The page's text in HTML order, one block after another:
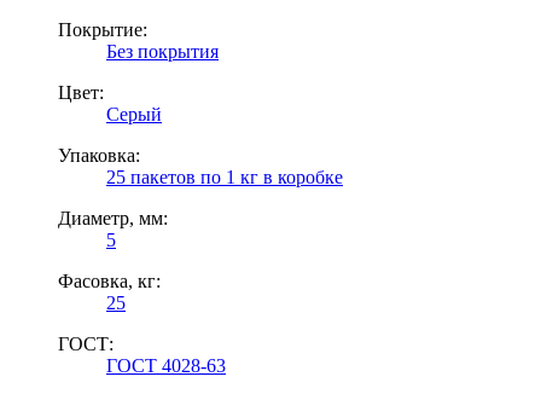
Покрытие:
Без покрытия
Цвет:
Серый
Упаковка:
25 пакетов по 1 кг в коробке
Диаметр, мм:
5
Фасовка, кг:
25
ГОСТ:
ГОСТ 4028-63